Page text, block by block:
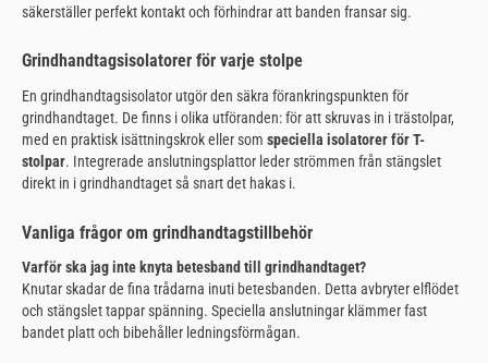
säkerställer perfekt kontakt och förhindrar att banden fransar sig.
Grindhandtagsisolatorer för varje stolpe
En grindhandtagsisolator utgör den säkra förankringspunkten för
grindhandtaget. De finns i olika utföranden: för att skruvas in i trästolpar,
med en praktisk isättningskrok eller som speciella isolatorer för T-
stolpar. Integrerade anslutningsplattor leder strömmen från stängslet
direkt in i grindhandtaget så snart det hakas i.
Vanliga frågor om grindhandtagstillbehör
Varför ska jag inte knyta betesband till grindhandtaget?
Knutar skadar de fina trådarna inuti betesbanden. Detta avbryter elflödet
och stängslet tappar spänning. Speciella anslutningar klämmer fast
bandet platt och bibehåller ledningsförmågan.